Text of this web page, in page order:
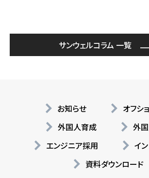
サンウェルコラム 一覧
お知らせ
オフシ
外国人育成
外
エンジニア採用
イ
資料ダウンロード